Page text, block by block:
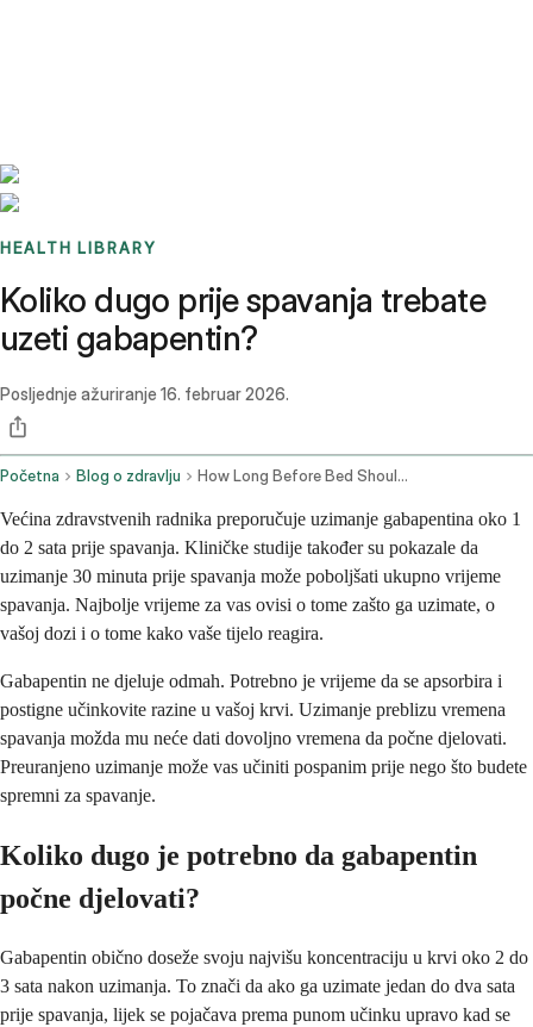
HEALTH LIBRARY
Koliko dugo prije spavanja trebate
uzeti gabapentin?
Posljednje ažuriranje 16. februar 2026.
Početna Blog o zdravlju How Long Before Bed Should I Take Gabapentin
Većina zdravstvenih radnika preporučuje uzimanje gabapentina oko 1
do 2 sata prije spavanja. Kliničke studije također su pokazale da
uzimanje 30 minuta prije spavanja može poboljšati ukupno vrijeme
spavanja. Najbolje vrijeme za vas ovisi o tome zašto ga uzimate, o
vašoj dozi i o tome kako vaše tijelo reagira.
Gabapentin ne djeluje odmah. Potrebno je vrijeme da se apsorbira i
postigne učinkovite razine u vašoj krvi. Uzimanje preblizu vremena
spavanja možda mu neće dati dovoljno vremena da počne djelovati.
Preuranjeno uzimanje može vas učiniti pospanim prije nego što budete
spremni za spavanje.
Koliko dugo je potrebno da gabapentin
počne djelovati?
Gabapentin obično doseže svoju najvišu koncentraciju u krvi oko 2 do
3 sata nakon uzimanja. To znači da ako ga uzimate jedan do dva sata
prije spavanja, lijek se pojačava prema punom učinku upravo kad se